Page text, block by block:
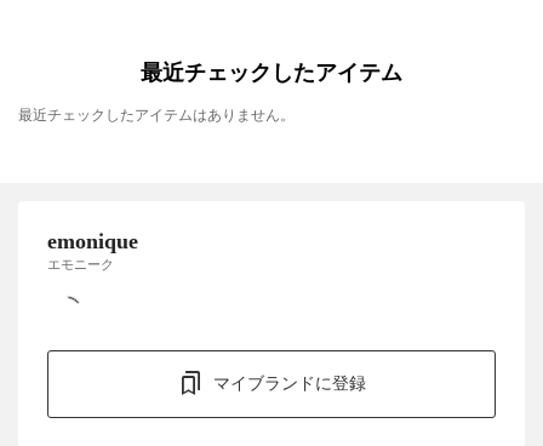
最近チェックしたアイテム
最近チェックしたアイテムはありません。
emonique
エモニーク
マイブランドに登録